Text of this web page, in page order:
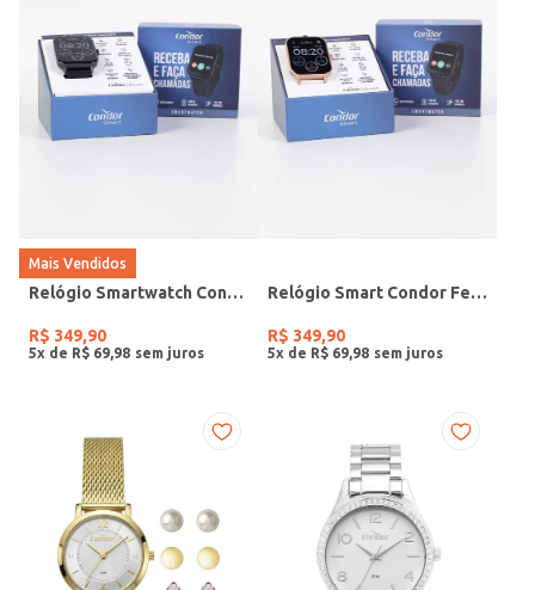
Mais Vendidos
Relógio Smartwatch Condor PRETO
R$ 349,90
5x de R$ 69 98
Relógio Smart Condor Feminino ROSE
R$ 349,90
5x de R$ 69 98